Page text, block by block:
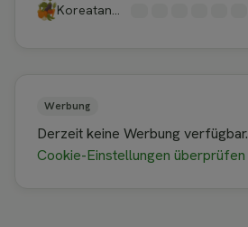
Koreatannen
Werbung
Derzeit keine Werbung verfügbar.
Cookie-Einstellungen überprüfen